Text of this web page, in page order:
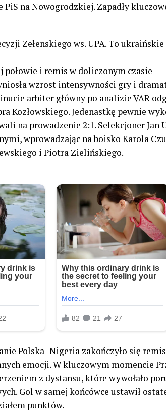
PiS na Nowogrodzkiej. Zapadły
Zełenskiego ws. UPA. To
połowie i remis w doliczonym czasie
wzrost intensywności gry i
arbiter główny po analizie VAR
Kozłowskiego. Jedenastkę pewnie
na prowadzenie 2:1. Selekcjoner Jan
wprowadzając na boisko Karola
i Piotra Zielińskiego.
Polska–Nigeria zakończyło się
emocji. W kluczowym momencie
z dystansu, które wywołało
Gol w samej końcówce ustawił
punktów.